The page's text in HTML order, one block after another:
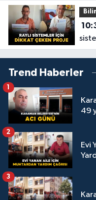
Trend Haberler
49
1
Evi
2
3